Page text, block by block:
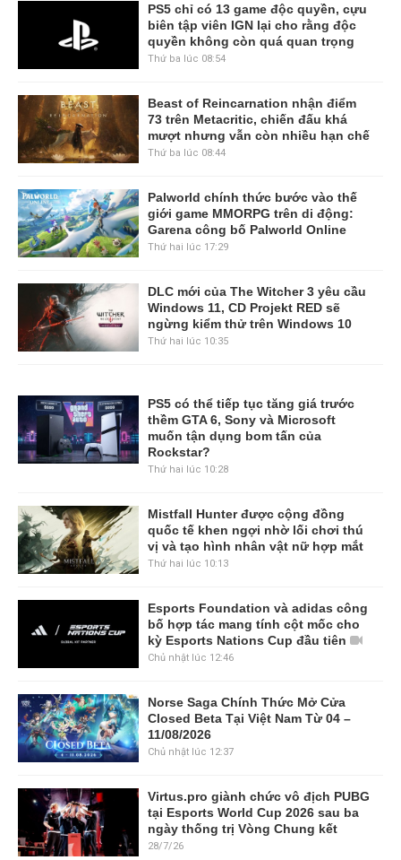
PS5 chỉ có 13 game độc quyền, cựu
biên tập viên IGN lại cho rằng độc
quyền không còn quá quan trọng
Thứ ba lúc 08:54
Beast of Reincarnation nhận điểm
73 trên Metacritic, chiến đấu khá
mượt nhưng vẫn còn nhiều hạn chế
Thứ ba lúc 08:44
Palworld chính thức bước vào thế
giới game MMORPG trên di động:
Garena công bố Palworld Online
Thứ hai lúc 17:29
DLC mới của The Witcher 3 yêu cầu
Windows 11, CD Projekt RED sẽ
ngừng kiểm thử trên Windows 10
Thứ hai lúc 10:35
PS5 có thể tiếp tục tăng giá trước
thềm GTA 6, Sony và Microsoft
muốn tận dụng bom tấn của
Rockstar?
Thứ hai lúc 10:28
Mistfall Hunter được cộng đồng
quốc tế khen ngợi nhờ lối chơi thú
vị và tạo hình nhân vật nữ hợp mắt
Thứ hai lúc 10:13
Esports Foundation và adidas công
bố hợp tác mang tính cột mốc cho
kỳ Esports Nations Cup đầu tiên
Chủ nhật lúc 12:46
Norse Saga Chính Thức Mở Cửa
Closed Beta Tại Việt Nam Từ 04 –
11/08/2026
Chủ nhật lúc 12:37
Virtus.pro giành chức vô địch PUBG
tại Esports World Cup 2026 sau ba
ngày thống trị Vòng Chung kết
28/7/26